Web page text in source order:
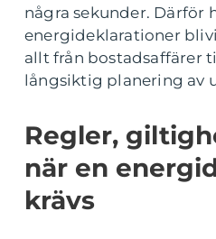
några sekunder. Därför
energideklarationer
allt från bostadsaffärer
långsiktig planering av
Regler,
när en
krävs